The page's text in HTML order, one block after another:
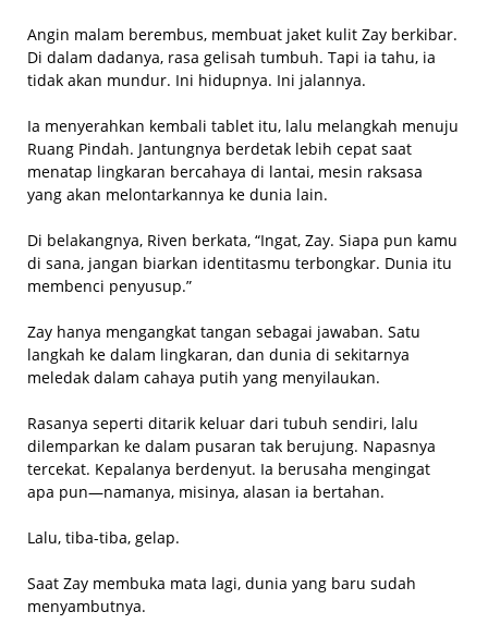
Angin malam berembus, membuat jaket kulit Zay berkibar.
Di dalam dadanya, rasa gelisah tumbuh. Tapi ia tahu, ia
tidak akan mundur. Ini hidupnya. Ini jalannya.
Ia menyerahkan kembali tablet itu, lalu melangkah menuju
Ruang Pindah. Jantungnya berdetak lebih cepat saat
menatap lingkaran bercahaya di lantai, mesin raksasa
yang akan melontarkannya ke dunia lain.
Di belakangnya, Riven berkata, “Ingat, Zay. Siapa pun kamu
di sana, jangan biarkan identitasmu terbongkar. Dunia itu
membenci penyusup.”
Zay hanya mengangkat tangan sebagai jawaban. Satu
langkah ke dalam lingkaran, dan dunia di sekitarnya
meledak dalam cahaya putih yang menyilaukan.
Rasanya seperti ditarik keluar dari tubuh sendiri, lalu
dilemparkan ke dalam pusaran tak berujung. Napasnya
tercekat. Kepalanya berdenyut. Ia berusaha mengingat
apa pun—namanya, misinya, alasan ia bertahan.
Lalu, tiba-tiba, gelap.
Saat Zay membuka mata lagi, dunia yang baru sudah
menyambutnya.